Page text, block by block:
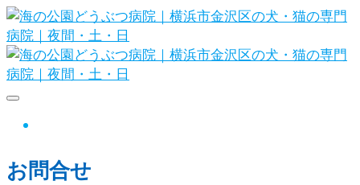
Skip
to
content
海の公園どうぶつ病院｜横
浜市金沢区の犬・猫の専門
お問合せ